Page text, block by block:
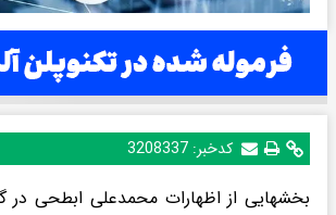
کدخبر: 3208337
بخشهایی از اظهارات محمدعلی ابطحی در